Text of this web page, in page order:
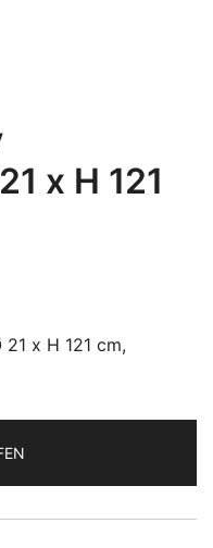
x H 121
x H 121 cm,